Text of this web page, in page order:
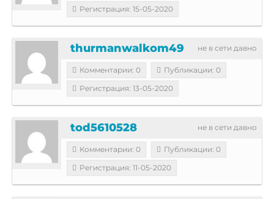
Регистрация: 15-05-2020
не в сети давно
thurmanwalkom49
Комментарии: 0
Публикации: 0
Регистрация: 13-05-2020
не в сети давно
tod5610528
Комментарии: 0
Публикации: 0
Регистрация: 11-05-2020